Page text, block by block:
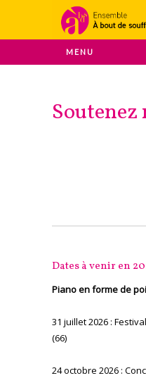
MENU
Soutenez
Dates à venir en
Piano en forme de
31 juillet 2026 :
(66)
24 octobre 2026 :